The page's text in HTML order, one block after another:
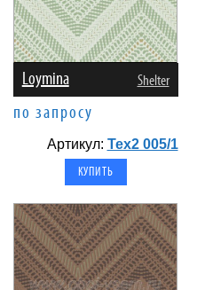
Loymina Shelter
по запросу
Артикул: Tex2 005/1